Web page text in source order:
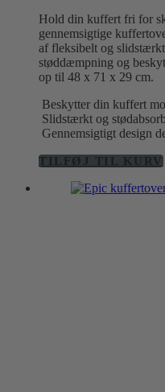
Hold din kuffert fri for
gennemsigtige
af fleksibelt og
støddæmpning og
op til 48 x 71 x 29 cm.
Beskytter din kuffert
Slidstærkt og
Gennemsigtigt design
TILFØJ TIL KURV